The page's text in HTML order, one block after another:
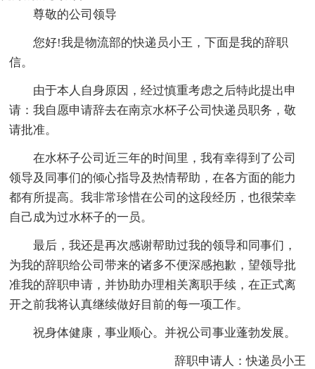
尊敬的公司领导
您好!我是物流部的快递员小王，下面是我的辞职
信。
由于本人自身原因，经过慎重考虑之后特此提出申
请：我自愿申请辞去在南京水杯子公司快递员职务，敬
请批准。
在水杯子公司近三年的时间里，我有幸得到了公司
领导及同事们的倾心指导及热情帮助，在各方面的能力
都有所提高。我非常珍惜在公司的这段经历，也很荣幸
自己成为过水杯子的一员。
最后，我还是再次感谢帮助过我的领导和同事们，
为我的辞职给公司带来的诸多不便深感抱歉，望领导批
准我的辞职申请，并协助办理相关离职手续，在正式离
开之前我将认真继续做好目前的每一项工作。
祝身体健康，事业顺心。并祝公司事业蓬勃发展。
辞职申请人：快递员小王